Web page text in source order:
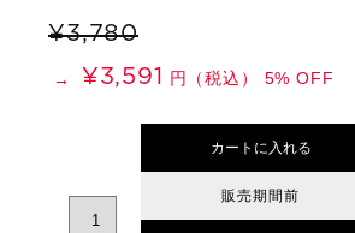
¥3,780
→ ¥3,591 円（税込） 5% OFF
カートに入れる
販売期間前